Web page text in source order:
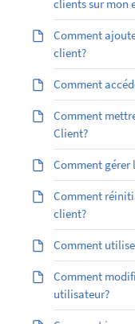
clients sur mon
Comment
client?
Comment
Comment
Client?
Comment gérer
Comment
client?
Comment
Comment
utilisateur?